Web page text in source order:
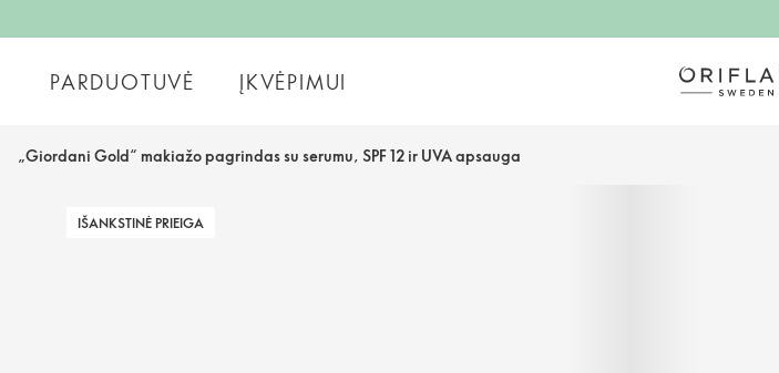
PARDUOTUVĖ ĮKVĖPIMUI
„Giordani Gold“ makiažo pagrindas su serumu, SPF 12 ir UVA apsauga
IŠANKSTINĖ PRIEIGA